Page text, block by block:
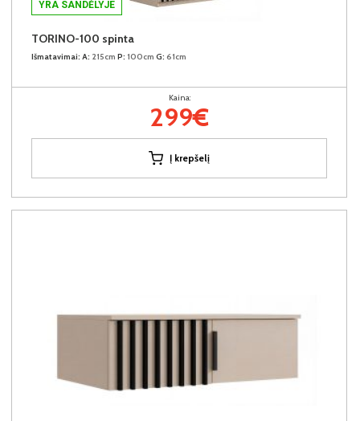
YRA SANDĖLYJE
TORINO-100 spinta
Išmatavimai: A: 215cm P: 100cm G: 61cm
Kaina:
299€
Į krepšelį